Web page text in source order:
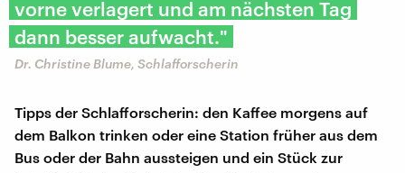
vorne verlagert und am nächsten Tag
dann besser aufwacht."
Dr. Christine Blume, Schlafforscherin
Tipps der Schlafforscherin: den Kaffee morgens auf
dem Balkon trinken oder eine Station früher aus dem
Bus oder der Bahn aussteigen und ein Stück zur